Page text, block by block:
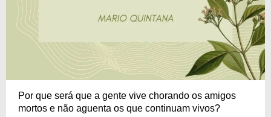
Por que será que a gente vive chorando os amigos
mortos e não aguenta os que continuam vivos?